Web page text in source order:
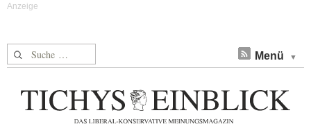
Suche nach: Menü